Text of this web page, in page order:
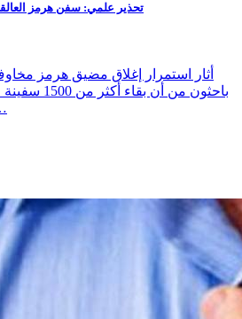
تحذير علمي: سفن هرمز
أثار استمرار إغلاق مضيق هرمز
باحثون من
ناقلات